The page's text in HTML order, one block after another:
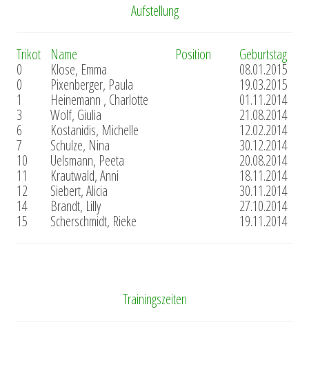
Aufstellung
Trikot Name Position
Geburtstag
0
Klose, Emma
08.01.2015
0
Pixenberger, Paula
19.03.2015
1
Heinemann , Charlotte
01.11.2014
3
Wolf, Giulia
21.08.2014
6
Kostanidis, Michelle
12.02.2014
7
Schulze, Nina
30.12.2014
10
Uelsmann, Peeta
20.08.2014
11
Krautwald, Anni
18.11.2014
12
Siebert, Alicia
30.11.2014
14
Brandt, Lilly
27.10.2014
15
Scherschmidt, Rieke 19.11.2014
Trainingszeiten